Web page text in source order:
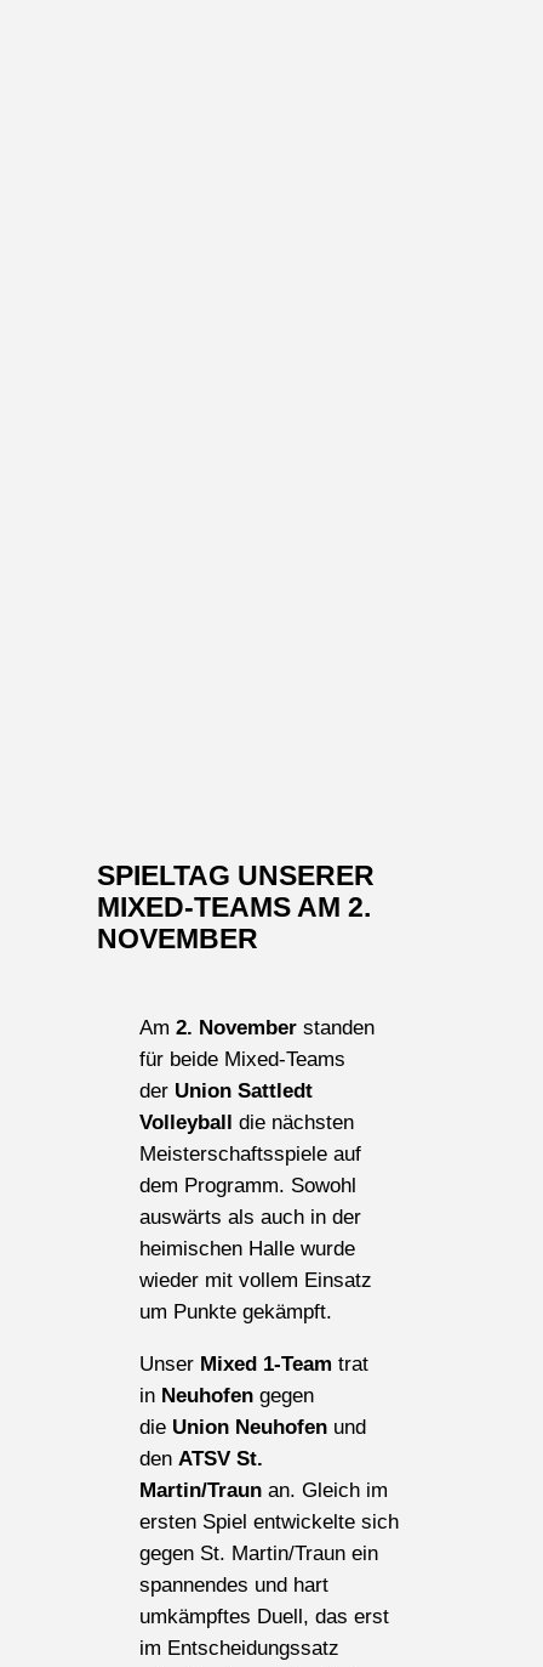
SPIELTAG UNSERER
MIXED-TEAMS AM 2.
NOVEMBER
Am2. November standen
für beide Mixed-Teams
der Union Sattledt
Volleyball
die nächsten
Meisterschaftsspiele auf
dem Programm. Sowohl
auswärts als auch in der
heimischen Halle wurde
wieder mit vollem Einsatz
um Punkte gekämpft.
Unser Mixed 1-Team trat
in Neuhofen gegen
die Union Neuhofen und
denATSV St.
Martin/Traun an. Gleich im
ersten Spiel entwickelte sich
gegen St. Martin/Traun ein
spannendes und hart
umkämpftes Duell, das erst
im Entscheidungssatz